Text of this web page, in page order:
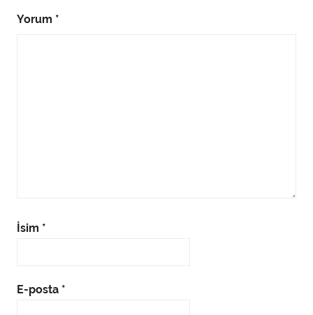
Yorum *
İsim *
E-posta *